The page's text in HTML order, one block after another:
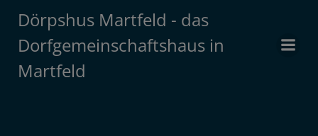
Inhalt
springen
Dörpshus Martfeld - das
Dorfgemeinschaftshaus in
Martfeld